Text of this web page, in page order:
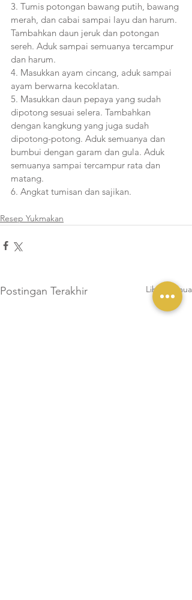
3. Tumis potongan bawang putih, bawang
merah, dan cabai sampai layu dan harum.
Tambahkan daun jeruk dan potongan
sereh. Aduk sampai semuanya tercampur
dan harum.
4. Masukkan ayam cincang, aduk sampai
ayam berwarna kecoklatan.
5. Masukkan daun pepaya yang sudah
dipotong sesuai selera. Tambahkan
dengan kangkung yang juga sudah
dipotong-potong. Aduk semuanya dan
bumbui dengan garam dan gula. Aduk
semuanya sampai tercampur rata dan
matang.
6. Angkat tumisan dan sajikan.
Resep Yukmakan
Postingan Terakhir Lihat Semua